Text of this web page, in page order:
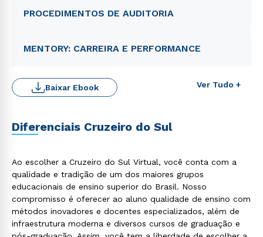
PROCEDIMENTOS DE AUDITORIA
MENTORY: CARREIRA E PERFORMANCE
Ver Tudo +
Baixar Ebook
Diferenciais Cruzeiro do Sul
Ao escolher a Cruzeiro do Sul Virtual, você conta com a
qualidade e tradição de um dos maiores grupos
educacionais de ensino superior do Brasil. Nosso
compromisso é oferecer ao aluno qualidade de ensino com
métodos inovadores e docentes especializados, além de
infraestrutura moderna e diversos cursos de graduação e
WhatsApp